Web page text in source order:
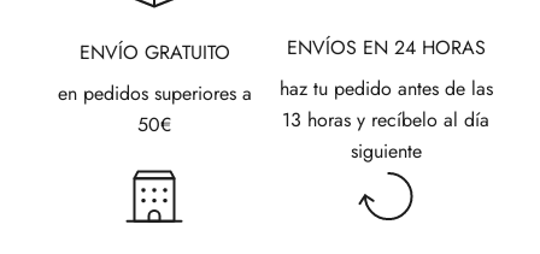
ENVÍO GRATUITO
en pedidos superiores a
50€
ENVÍOS EN 24 HORAS
haz tu pedido antes de las
13 horas y recíbelo al día
siguiente